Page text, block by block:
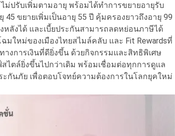
ม่ปรับเพิ่มตามอายุ พร้อมได้ทำการขยายอายุรับ
ขยายเพิ่มเป็นอายุ 55 ปี คุ้มครองยาวถึงอายุ 99
ลังได้ และเบี้ยประกันสามารถลดหย่อนภาษีได้
มใหม่ของเมืองไทยสไมล์คลับ และ Fit Rewardsที่
งการเงินที่ดียิ่งขึ้น ด้วยกิจกรรมและสิทธิพิเศษ
ไตล์ยิ่งขึ้นไปกว่าเดิม พร้อมเชื่อมต่อทุกการดูแล
กันภัย เพื่อตอบโจทย์ความต้องการในโลกยุคใหม่